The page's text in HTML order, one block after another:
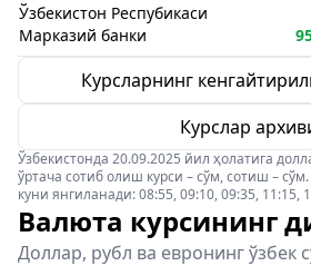
Ўзбекистон Респубикаси
Марказий банки
Курсларнинг
Курслар
Ўзбекистонда 20.09.2025 йил ҳолатига
ўртача сотиб олиш курси – сўм, сотиш –
куни янгиланади: 08:55, 09:10, 09:35, 11:15,
Валюта курсининг
Доллар, рубл ва евронинг ўзбек